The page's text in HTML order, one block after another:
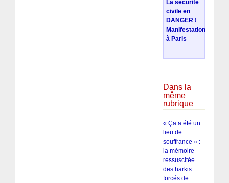
La sécurité
civile en
DANGER !
Manifestation
à Paris
Dans la
même
rubrique
« Ça a été un
lieu de
souffrance » :
la mémoire
ressuscitée
des harkis
forcés de